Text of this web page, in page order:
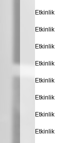
Etkinlik
Etkinlik
Etkinlik
Etkinlik
Etkinlik
Etkinlik
Etkinlik
Etkinlik